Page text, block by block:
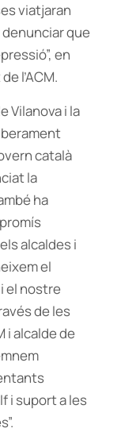
viatjaran
que
en
l’ACM.
Vilanova i la
català
la
ha
alcaldes i
el
el nostre
de les
i alcalde de
i suport a les